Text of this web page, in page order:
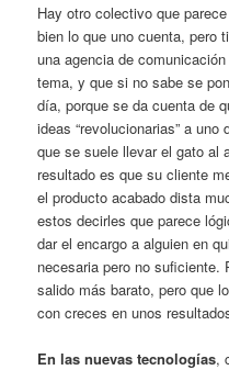
Hay otro colectivo que
bien lo que uno cuenta, pero
una agencia de
tema, y que si no sabe se
día, porque se da cuenta de
ideas “revolucionarias” a
que se suele llevar el gato al
resultado es que su cliente
el producto acabado dista
estos decirles que parece
dar el encargo a alguien en
necesaria pero no suficiente.
salido más barato, pero que
con creces en unos
En las nuevas tecnologías,